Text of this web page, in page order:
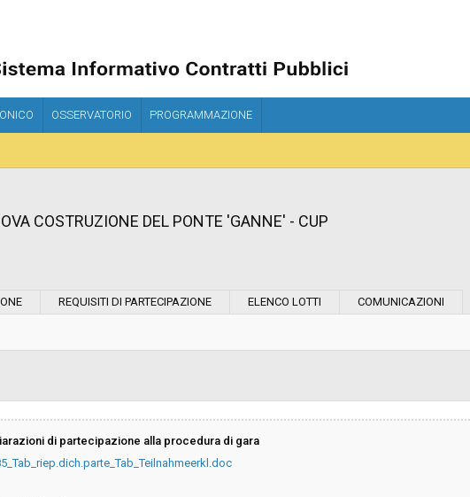
OSSERVATORIO PROGRAMMAZIONE
COSTRUZIONE DEL PONTE 'GANNE' - CUP
in busta chiusa Valore stimato della procedura:
REQUISITI DI PARTECIPAZIONE ELENCO LOTTI COMUNICAZIONI
di partecipazione alla procedura di gara